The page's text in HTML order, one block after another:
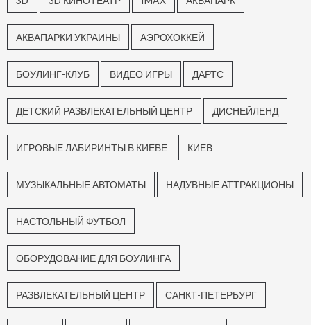
АКВАПАРКИ УКРАИНЫ АЭРОХОККЕЙ
БОУЛИНГ-КЛУБ ВИДЕО ИГРЫ ДАРТС
ДЕТСКИЙ РАЗВЛЕКАТЕЛЬНЫЙ ЦЕНТР ДИСНЕЙЛЕНД
ИГРОВЫЕ ЛАБИРИНТЫ В КИЕВЕ КИЕВ
МУЗЫКАЛЬНЫЕ АВТОМАТЫ НАДУВНЫЕ АТТРАКЦИОНЫ
НАСТОЛЬНЫЙ ФУТБОЛ
ОБОРУДОВАНИЕ ДЛЯ БОУЛИНГА
РАЗВЛЕКАТЕЛЬНЫЙ ЦЕНТР САНКТ-ПЕТЕРБУРГ